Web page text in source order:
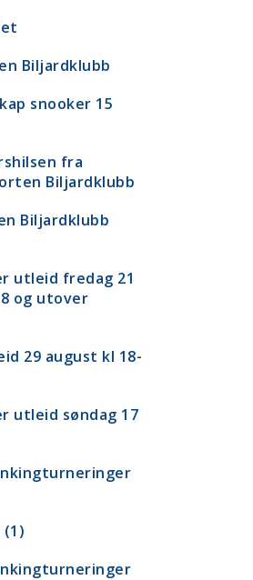
Biljardklubb
snooker 15
fra
Biljardklubb
Biljardklubb
utleid fredag 21
og utover
29 august kl 18-
utleid søndag 17